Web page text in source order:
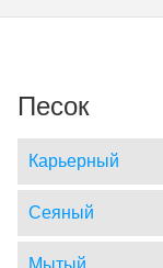
Песок
Карьерный
Сеяный
Мытый